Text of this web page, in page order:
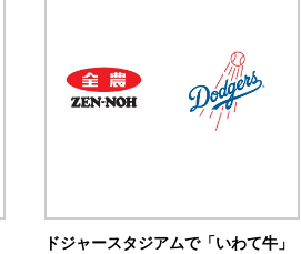
ドジャースタジアムで「いわて牛」